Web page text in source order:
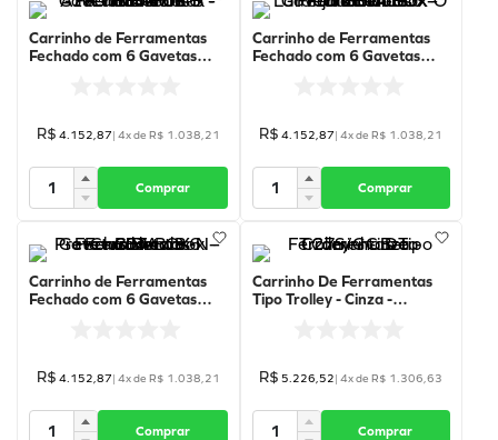
Carrinho de Ferramentas
Fechado com 6 Gavetas
R$ 4.152,87| 4x de R$ 1.038,21
Comprar
Carrinho de Ferramentas
Fechado com 6 Gavetas
R$ 4.152,87|4x deR$ 1.038,21
Comprar
Carrinho de Ferramentas
Fechado com 6 Gavetas
R$ 4.152,87| 4x de R$ 1.038,21
Comprar
Carrinho De Ferramentas
Tipo Trolley - Cinza -
R$ 5.226,52|4x deR$ 1.306,63
Comprar